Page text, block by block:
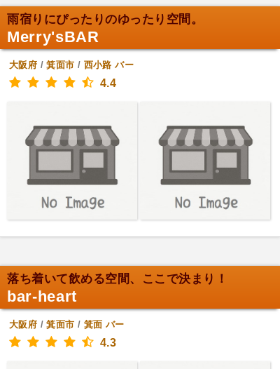
雨宿りにぴったりのゆったり空間。
Merry'sBAR
大阪府 /箕面市 / 西小路 バー
4.4
落ち着いて飲める空間、ここで決まり！
bar-heart
大阪府 /箕面市 / 箕面 バー
4.3